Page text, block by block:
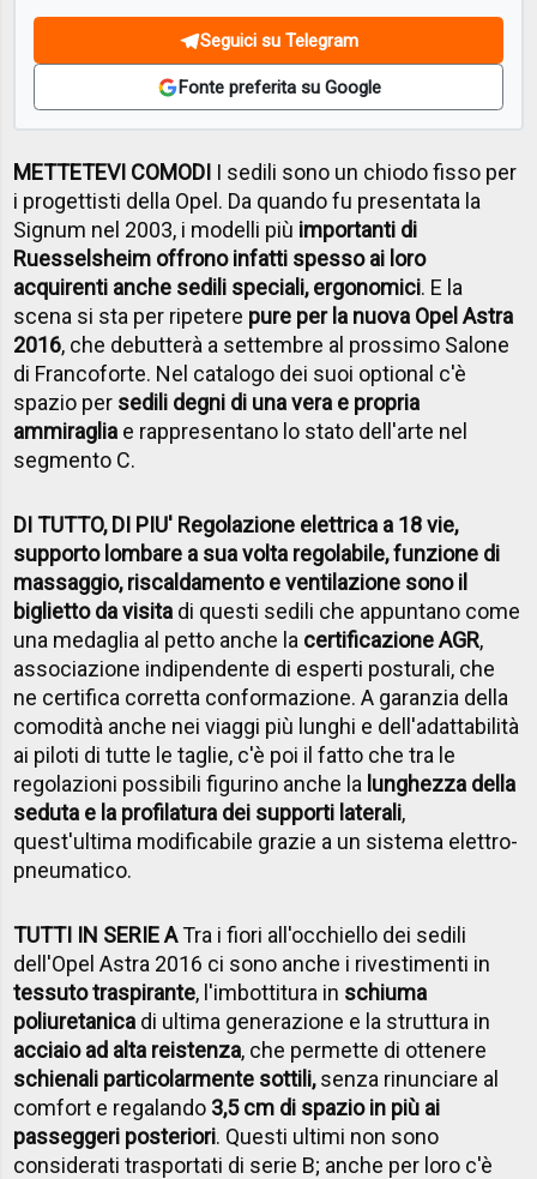
Seguici su Telegram
Fonte preferita su Google
METTETEVI COMODI I sedili sono un chiodo fisso per
i progettisti della Opel. Da quando fu presentata la
Signum nel 2003, i modelli più importanti di
Ruesselsheim offrono infatti spesso ai loro
acquirenti anche sedili speciali, ergonomici. E la
scena si sta per ripetere pure per la nuova Opel Astra
2016, che debutterà a settembre al prossimo Salone
di Francoforte. Nel catalogo dei suoi optional c'è
spazio per sedili degni di una vera e propria
ammiraglia e rappresentano lo stato dell'arte nel
segmento C.
DI TUTTO, DI PIU' Regolazione elettrica a 18 vie,
supporto lombare a sua volta regolabile, funzione di
massaggio, riscaldamento e ventilazione sono il
biglietto da visita di questi sedili che appuntano come
una medaglia al petto anche la certificazione AGR,
associazione indipendente di esperti posturali, che
ne certifica corretta conformazione. A garanzia della
comodità anche nei viaggi più lunghi e dell'adattabilità
ai piloti di tutte le taglie, c'è poi il fatto che tra le
regolazioni possibili figurino anche la lunghezza della
seduta e la profilatura dei supporti laterali,
quest'ultima modificabile grazie a un sistema elettro-
pneumatico.
TUTTI IN SERIE ATra i fiori all'occhiello dei sedili
dell'Opel Astra 2016 ci sono anche i rivestimenti in
tessuto traspirante, l'imbottitura in schiuma
poliuretanica di ultima generazione e la struttura in
acciaio ad alta reistenza, che permette di ottenere
schienali particolarmente sottili,senza rinunciare al
comfort e regalando 3,5 cm di spazio in più ai
passeggeri posteriori. Questi ultimi non sono
considerati trasportati di serie B; anche per loro c'è